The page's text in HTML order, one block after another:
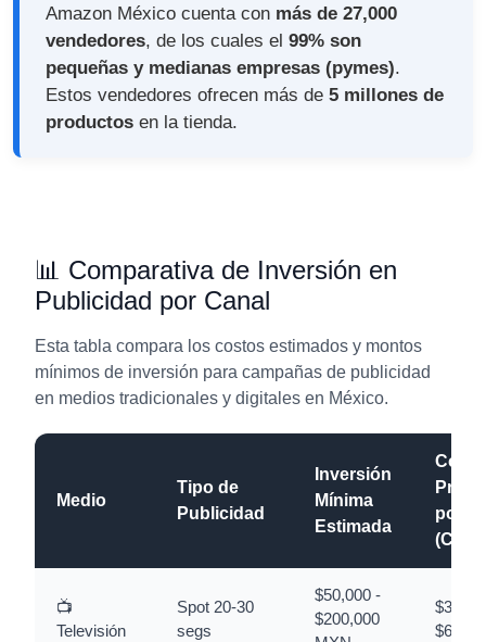
Amazon México cuenta con más de 27,000
vendedores, de los cuales el 99% son
pequeñas y medianas empresas (pymes).
Estos vendedores ofrecen más de 5 millones de
productos en la tienda.
📊 Comparativa de Inversión en
Publicidad por Canal
Esta tabla compara los costos estimados y montos
mínimos de inversión para campañas de publicidad
en medios tradicionales y digitales en México.
Medio
Tipo de
Publicidad
Inversión
Mínima
Estimada
Costo
por
(CPM)
📺
Televisión
Spot 20-30
segs
$50,000 -
$200,000
$350 -
$600